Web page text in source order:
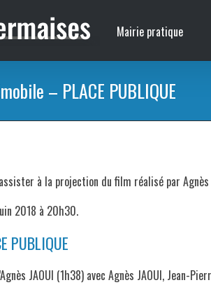
Mairie pratique
– PLACE PUBLIQUE
à la projection du film réalisé par Agnès
2018 à 20h30.
PUBLIQUE
JAOUI (1h38) avec Agnès JAOUI, Jean-